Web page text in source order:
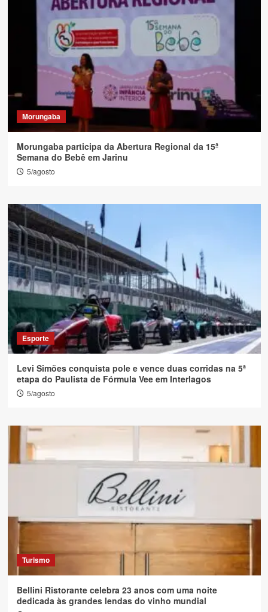
Morungaba
Morungaba participa da Abertura Regional da 15ª
Semana do Bebê em Jarinu
5/agosto
Esporte
Levi Simões conquista pole e vence duas corridas na 5ª
etapa do Paulista de Fórmula Vee em Interlagos
5/agosto
Turismo
Bellini Ristorante celebra 23 anos com uma noite
dedicada às grandes lendas do vinho mundial